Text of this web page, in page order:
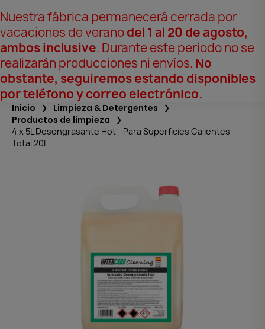
Nuestra fábrica permanecerá cerrada por
vacaciones de veranodel 1 al 20 de agosto,
ambos inclusive. Durante este periodo no se
realizarán producciones ni envíos. No
obstante, seguiremos estando disponibles
por teléfono y correo electrónico.
Inicio
Limpieza & Detergentes
Productos de limpieza
4 x 5L Desengrasante Hot - Para Superficies Calientes -
Total 20L